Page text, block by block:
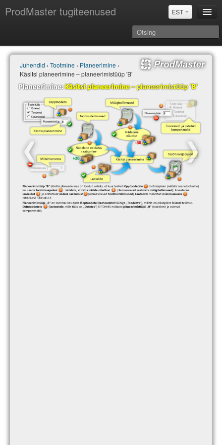
ProdMaster tugiteenused EST
Juhendid
Versiooniuuendused
Power BI & Merit Aktiva (EST)
Juhendid › Tootmine › Planeerimine ›
Käsitsi planeerimine – planeerimistüüp 'B'